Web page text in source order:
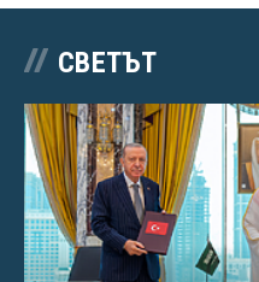
СВЕТЪТ